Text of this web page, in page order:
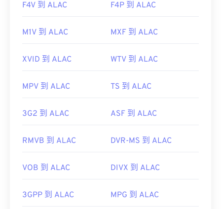
F4V 到 ALAC F4P 到 ALAC
M1V 到 ALAC MXF 到 ALAC
XVID 到 ALAC WTV 到 ALAC
MPV 到 ALAC TS 到 ALAC
3G2 到 ALAC ASF 到 ALAC
RMVB 到 ALAC DVR-MS 到 ALAC
VOB 到 ALAC DIVX 到 ALAC
3GPP 到 ALAC MPG 到 ALAC